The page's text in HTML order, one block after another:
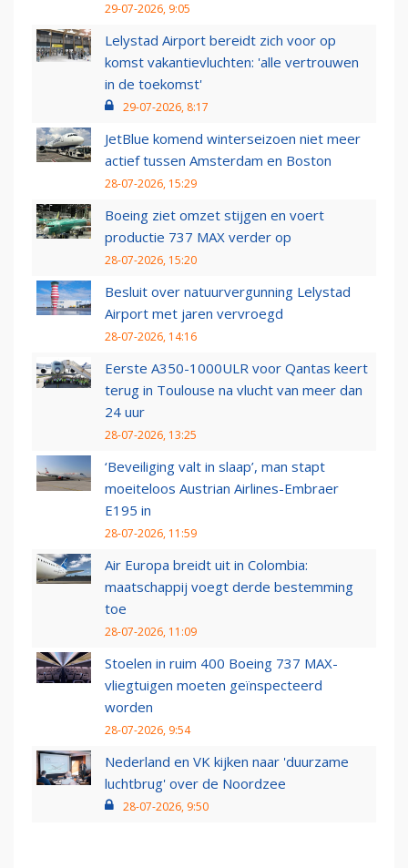
29-07-2026, 9:05
Lelystad Airport bereidt zich voor op
komst vakantievluchten: 'alle vertrouwen
in de toekomst'
29-07-2026, 8:17
JetBlue komend winterseizoen niet meer
actief tussen Amsterdam en Boston
28-07-2026, 15:29
Boeing ziet omzet stijgen en voert
productie 737 MAX verder op
28-07-2026, 15:20
Besluit over natuurvergunning Lelystad
Airport met jaren vervroegd
28-07-2026, 14:16
Eerste A350-1000ULR voor Qantas keert
terug in Toulouse na vlucht van meer dan
24 uur
28-07-2026, 13:25
‘Beveiliging valt in slaap’, man stapt
moeiteloos Austrian Airlines-Embraer
E195 in
28-07-2026, 11:59
Air Europa breidt uit in Colombia:
maatschappij voegt derde bestemming
toe
28-07-2026, 11:09
Stoelen in ruim 400 Boeing 737 MAX-
vliegtuigen moeten geïnspecteerd
worden
28-07-2026, 9:54
Nederland en VK kijken naar 'duurzame
luchtbrug' over de Noordzee
28-07-2026, 9:50